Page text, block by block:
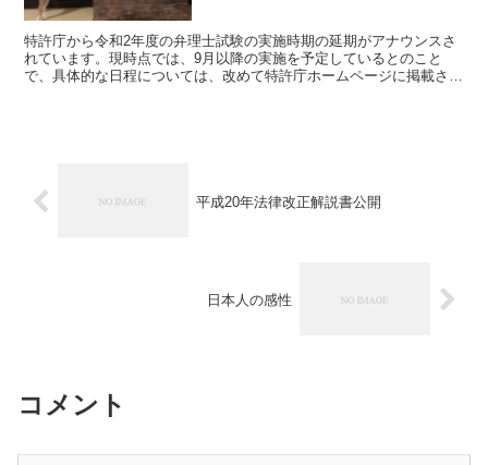
特許庁から令和2年度の弁理士試験の実施時期の延期がアナウンスさ
れています。現時点では、9月以降の実施を予定しているとのこと
で、具体的な日程については、改めて特許庁ホームページに掲載され
平成20年法律改正解説書公開
日本人の感性
コメント